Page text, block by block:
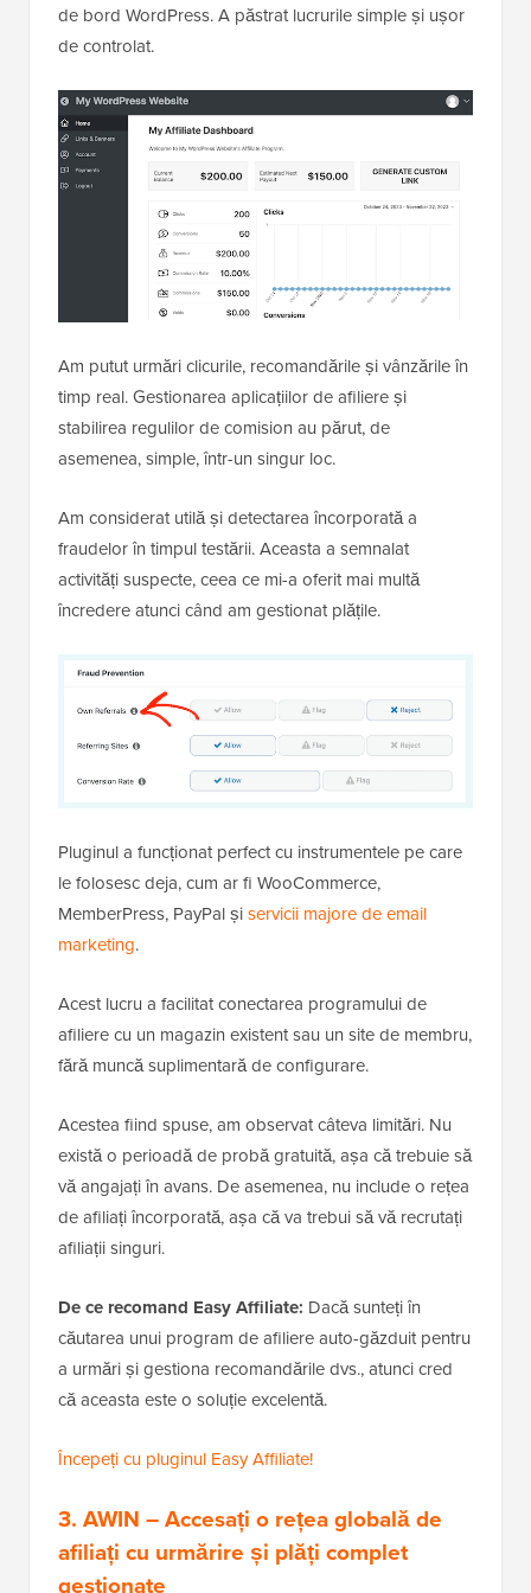
de bord WordPress. A păstrat lucrurile simple și ușor
de controlat.
Am putut urmări clicurile, recomandările și vânzările în
timp real. Gestionarea aplicațiilor de afiliere și
stabilirea regulilor de comision au părut, de
asemenea, simple, într-un singur loc.
Am considerat utilă și detectarea încorporată a
fraudelor în timpul testării. Aceasta a semnalat
activități suspecte, ceea ce mi-a oferit mai multă
încredere atunci când am gestionat plățile.
Pluginul a funcționat perfect cu instrumentele pe care
le folosesc deja, cum ar fi WooCommerce,
MemberPress, PayPal șiservicii majore de email
marketing.
Acest lucru a facilitat conectarea programului de
afiliere cu un magazin existent sau un site de membru,
fără muncă suplimentară de configurare.
Acestea fiind spuse, am observat câteva limitări. Nu
există o perioadă de probă gratuită, așa că trebuie să
vă angajați în avans. De asemenea, nu include o rețea
de afiliați încorporată, așa că va trebui să vă recrutați
afiliații singuri.
De ce recomand Easy Affiliate: Dacă sunteți în
căutarea unui program de afiliere auto-găzduit pentru
a urmări și gestiona recomandările dvs., atunci cred
că aceasta este o soluție excelentă.
Începeți cu pluginul Easy Affiliate!
3. AWIN – Accesați o rețea globală de
afiliați cu urmărire și plăți complet
gestionate